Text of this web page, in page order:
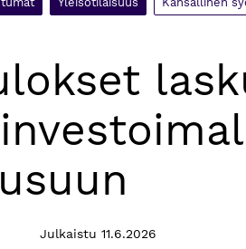
Julkaistu 11.6.2026